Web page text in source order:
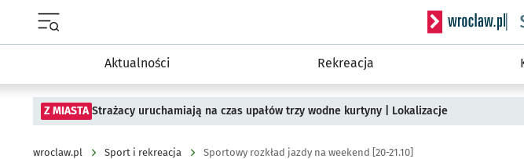
Serwis
Aktualności Rekreacja
Z MIASTA Strażacy uruchamiają na czas upałów trzy wodne kurtyny | Lokalizacje
wroclaw.pl Sport i rekreacja Sportowy rozkład jazdy na weekend [20-21.10]